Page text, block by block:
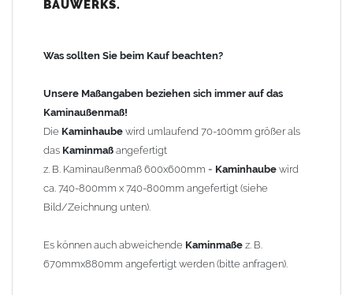
100mm
120mm
140mm
Andere Bohrmaße sind auf Anfrage möglich (Aufpreis
Sonderbohrung 55,99 EUR).
Befestigung/Stützen
Kaminhaubewird inkl. EdelstahlBefestigungsmaterial
geliefert. Die Standardflachstützen sind aus
beträgt ca. 25cm bis 30cm. DieKaminhaubekann mit längeren
Stützen bis Höhe 450mm geliefert werden (Aufpreis 42,89 EUR).
BAUWERKS.
Was sollten Sie beim Kauf beachten?
Unsere Maßangaben beziehen sich immer auf das
Kaminaußenmaß!
Die Kaminhaube wird umlaufend 70-100mm größer als
das Kaminmaß angefertigt
z. B. Kaminaußenmaß 600x600mm = Kaminhaube wird
ca. 740-800mm x 740-800mm angefertigt (siehe
Bild/Zeichnung unten).
Es können auch abweichende Kaminmaße z. B.
670mmx880mm angefertigt werden (bitte anfragen).